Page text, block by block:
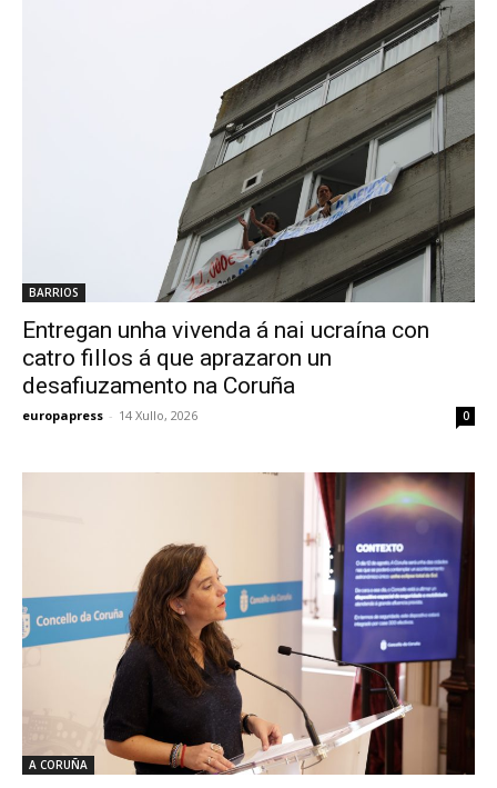
BARRIOS
Entregan unha vivenda á nai ucraína con
catro fillos á que aprazaron un
desafiuzamento na Coruña
europapress - 14 Xullo, 2026 0
A CORUÑA